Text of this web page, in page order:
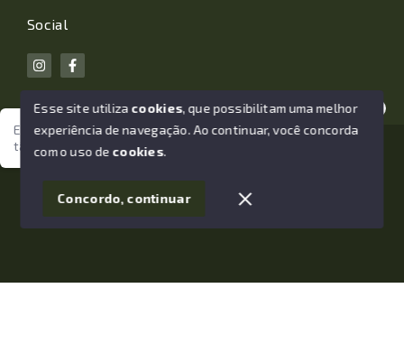
Estamos aqui para te ajudar. Vamos juntos nessa jornada
tão importante da sua vida?
Social
© Copyright 2026 - João Losano Corretor de Imóveis -
SITE PARA IMOBILIARIA
Esse site utiliza cookies, que possibilitam uma melhor
experiência de navegação.Ao continuar, você concorda
com o uso de cookies.
Concordo, continuar